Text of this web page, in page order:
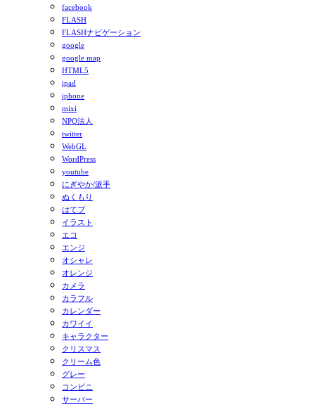
facebook
FLASH
FLASHナビゲーション
google
google map
HTML5
ipad
iphone
mixi
NPO法人
twitter
WebGL
WordPress
youtube
にぎやか/派手
ぬくもり
はてブ
イラスト
エコ
エンジ
オシャレ
オレンジ
カメラ
カラフル
カレンダー
カワイイ
キャラクター
クリスマス
クリーム色
グレー
コンビニ
サーバー